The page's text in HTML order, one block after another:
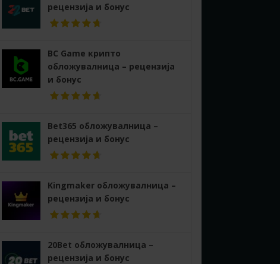
рецензија и бонус
BC Game крипто
обложувалница – рецензија
и бонус
Bet365 обложувалница –
рецензија и бонус
Kingmaker обложувалница –
рецензија и бонус
20Bet обложувалница –
рецензија и бонус